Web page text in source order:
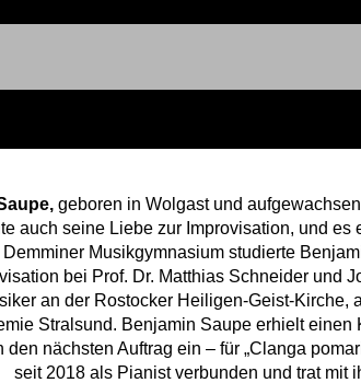
geboren in Wolgast und
auch seine Liebe zur Improvisation, und
Musikgymnasium studierte
bei Prof. Dr. Matthias Schneider und
an der Rostocker Heiligen-Geist-
Stralsund. Benjamin Saupe erhielt einen
den nächsten Auftrag ein – für „Clanga
seit 2018 als Pianist verbunden und trat mit